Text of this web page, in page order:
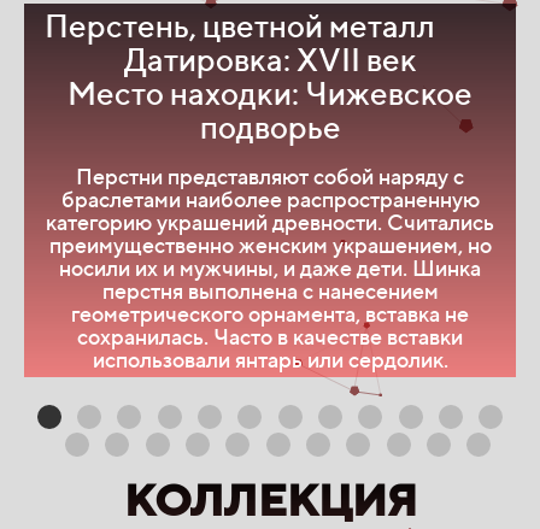
Перстень, цветной металл
Датировка: XVII век
Место находки: Чижевское
подворье
Перстни представляют собой наряду с
браслетами наиболее распространенную
категорию украшений древности. Считались
преимущественно женским украшением, но
носили их и мужчины, и даже дети. Шинка
перстня выполнена с нанесением
геометрического орнамента, вставка не
сохранилась. Часто в качестве вставки
использовали янтарь или сердолик.
КОЛЛЕКЦИЯ